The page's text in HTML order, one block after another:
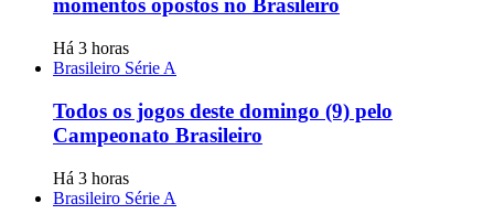
momentos opostos no Brasileiro
Há 3 horas
Brasileiro Série A
Todos os jogos deste domingo (9) pelo
Campeonato Brasileiro
Há 3 horas
Brasileiro Série A